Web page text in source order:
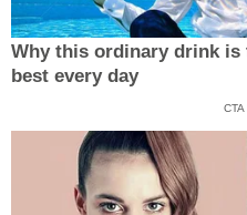
Why this ordinary drink
best every day